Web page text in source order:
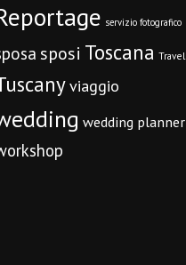
servizio fotografico
sposi Toscana Travel
viaggio
wedding planner